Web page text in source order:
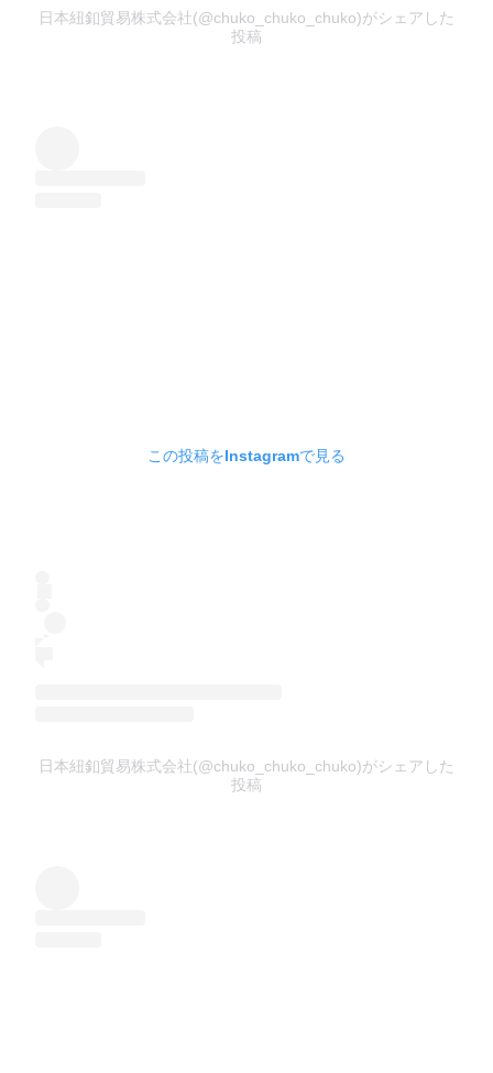
日本紐釦貿易株式会社(@chuko_chuko_chuko)がシェアした
投稿
この投稿をInstagramで見る
日本紐釦貿易株式会社(@chuko_chuko_chuko)がシェアした
投稿